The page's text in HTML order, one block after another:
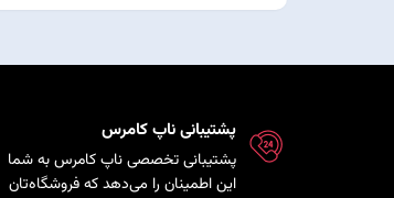
پشتیبانی ناپ کامرس
پشتیبانی تخصصی ناپ کامرس به شما
این اطمینان را می‌دهد که فروشگاه‌تان